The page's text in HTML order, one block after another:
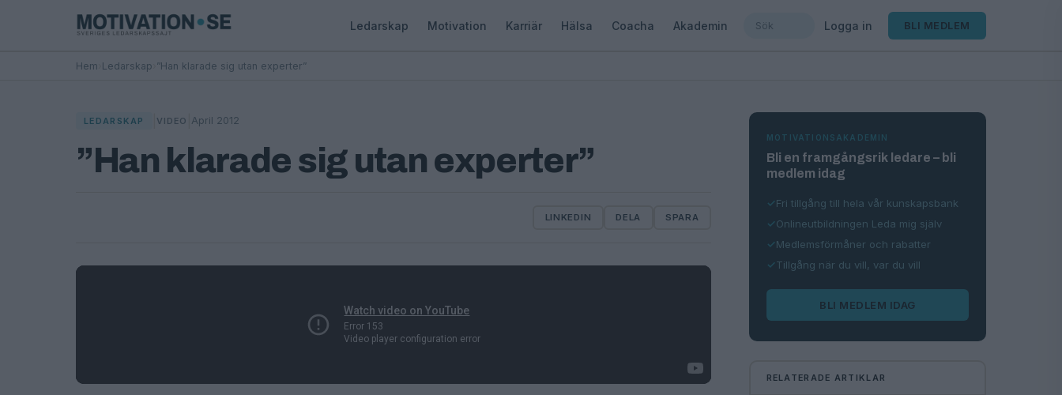
Ledarskap Motivation Karriär Hälsa Coacha Akademin Logga in BLI MEDLEM
Hem Ledarskap ”Han klarade sig utan experter”
LEDARSKAP VIDEO April 2012
”Han klarade sig utan experter”
LINKEDIN DELA SPARA
MOTIVATIONSAKADEMIN
Bli en framgångsrik ledare – bli
medlem idag
Fri tillgång till hela vår kunskapsbank
Onlineutbildningen Leda mig själv
Medlemsförmåner och rabatter
Tillgång när du vill, var du vill
BLI MEDLEM IDAG
RELATERADE ARTIKLAR